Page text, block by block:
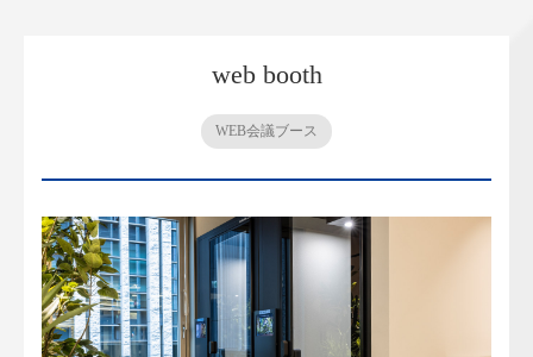
web booth
WEB会議ブース